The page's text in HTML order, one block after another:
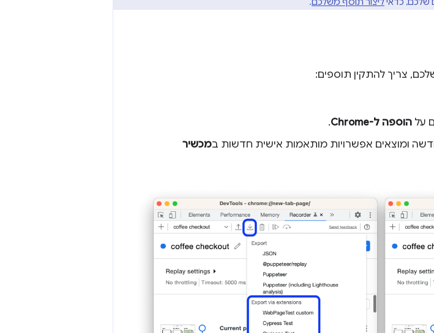
צריך להתקין תוספים:
הוספה ל-Chrome
.
ומוצאים אפשרויות מותאמות אישית חדשות במכשיר